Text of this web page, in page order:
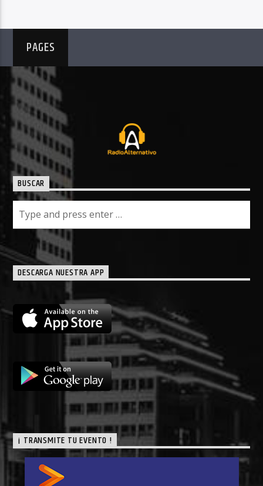
PAGES
BUSCAR
DESCARGA NUESTRA APP
¡ TRANSMITE TU EVENTO !